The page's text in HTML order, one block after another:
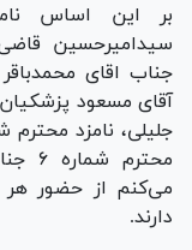
بر این اساس
سیدامیرحسین
جناب اقای
دارند.